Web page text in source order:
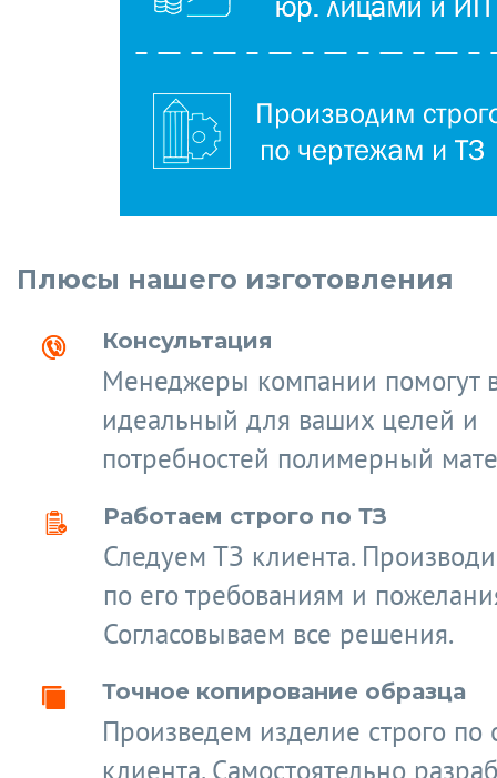
Плюсы нашего изготовления
Консультация
Менеджеры компании помогут
идеальный для ваших целей и
потребностей полимерный
Работаем строго по ТЗ
Следуем ТЗ клиента.
по его требованиям и
Согласовываем все решения.
Точное копирование образца
Произведем изделие строго по
клиента. Самостоятельно